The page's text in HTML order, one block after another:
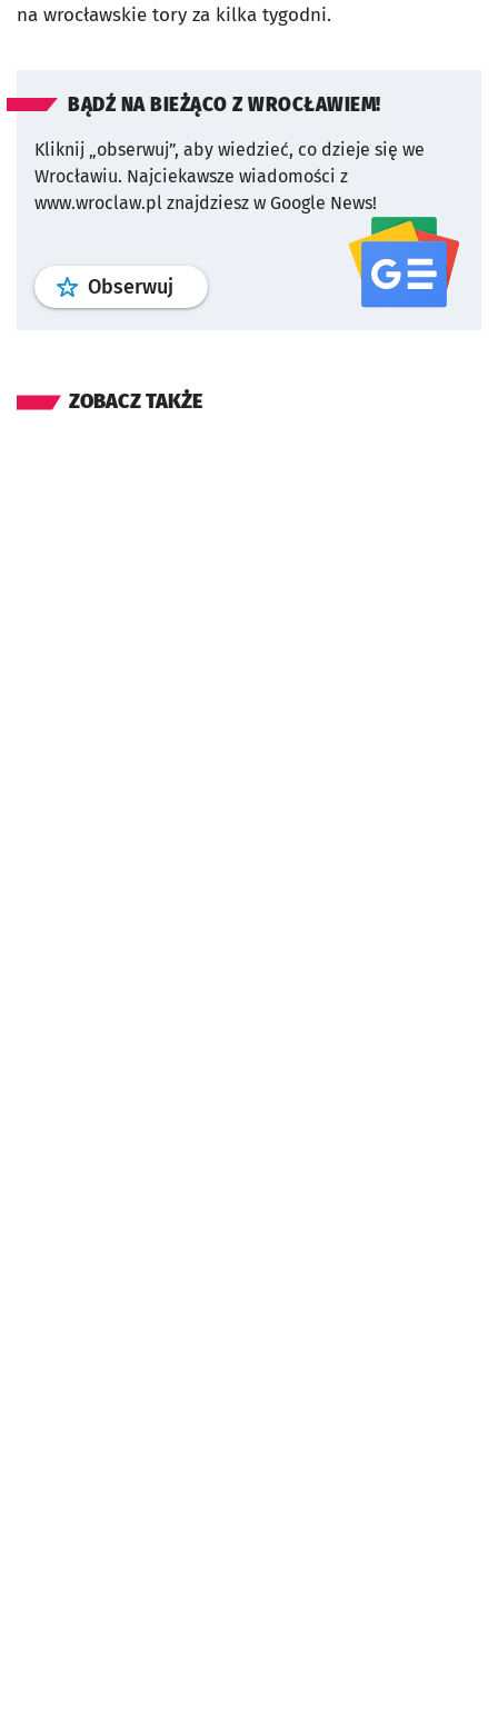
na wrocławskie tory za kilka tygodni.
BĄDŹ NA BIEŻĄCO Z WROCŁAWIEM!
Kliknij „obserwuj”, aby wiedzieć, co dzieje się we
Wrocławiu. Najciekawsze wiadomości z
www.wroclaw.pl znajdziesz w Google News!
Obserwuj profil serwisu
ZOBACZ TAKŻE